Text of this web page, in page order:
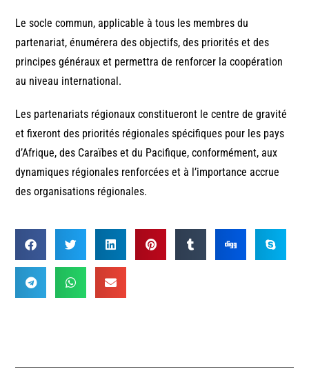
Le socle commun, applicable à tous les membres du
partenariat, énumérera des objectifs, des priorités et des
principes généraux et permettra de renforcer la coopération
au niveau international.
Les partenariats régionaux constitueront le centre de gravité
et fixeront des priorités régionales spécifiques pour les pays
d’Afrique, des Caraïbes et du Pacifique, conformément, aux
dynamiques régionales renforcées et à l’importance accrue
des organisations régionales.